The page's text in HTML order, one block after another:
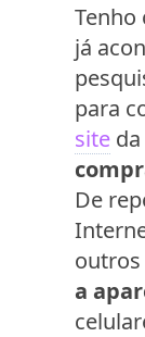
Tenho
já
para
site
De
outros
a